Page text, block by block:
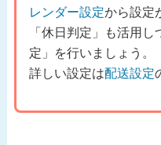
レンダー設定から設定
「休日判定」も活用
定」を行いましょう。
詳しい設定は配送設定